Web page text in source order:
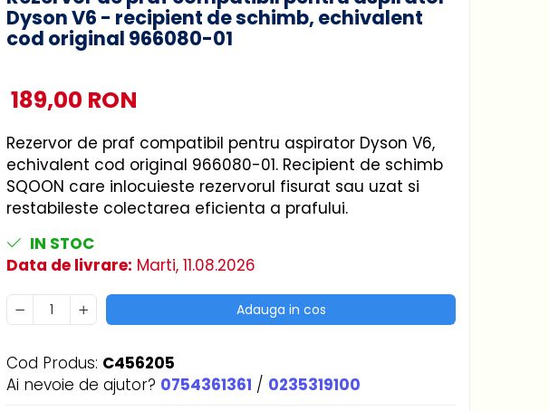
Dyson V6 - recipient de schimb, echivalent
cod original 966080-01
189,00 RON
Rezervor de praf compatibil pentru aspirator Dyson V6,
echivalent cod original 966080-01. Recipient de schimb
SQOON care inlocuieste rezervorul fisurat sau uzat si
restabileste colectarea eficienta a prafului.
IN STOC
Data de livrare: Marti, 11.08.2026
Adauga in cos
Cod Produs: C456205
Ai nevoie de ajutor? 0754361361 / 0235319100